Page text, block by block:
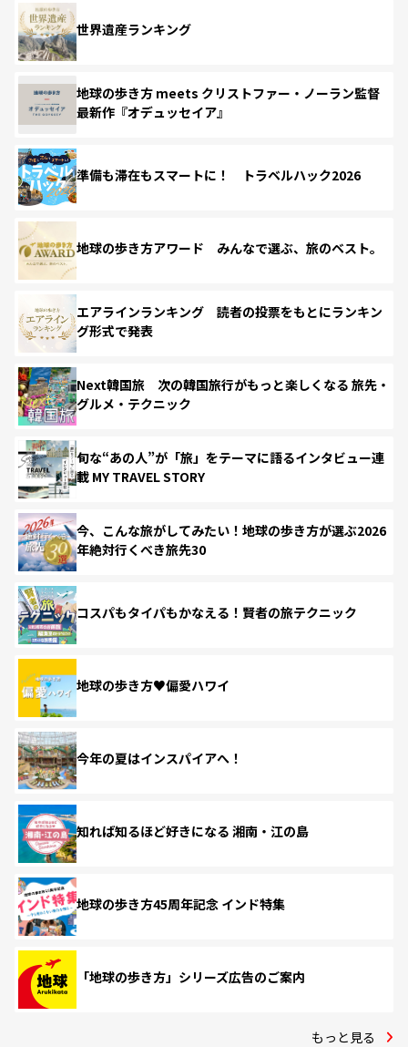
世界遺産ランキング
地球の歩き方 meets クリストファー・ノーラン監督
最新作『オデュッセイア』
準備も滞在もスマートに！ トラベルハック2026
地球の歩き方アワード みんなで選ぶ、旅のベスト。
エアラインランキング 読者の投票をもとにランキン
グ形式で発表
Next韓国旅 次の韓国旅行がもっと楽しくなる 旅先・
グルメ・テクニック
旬な“あの人”が「旅」をテーマに語るインタビュー連
載 MY TRAVEL STORY
今、こんな旅がしてみたい！地球の歩き方が選ぶ2026
年絶対行くべき旅先30
コスパもタイパもかなえる！賢者の旅テクニック
地球の歩き方♥偏愛ハワイ
今年の夏はインスパイアへ！
知れば知るほど好きになる 湘南・江の島
地球の歩き方45周年記念 インド特集
「地球の歩き方」シリーズ広告のご案内
もっと見る